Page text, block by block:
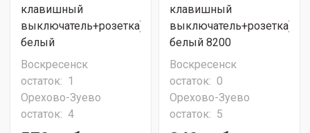
клавишный
выключатель+розетка)
белый
Воскресенск
остаток: 1
Орехово-Зуево
остаток: 4
клавишный
выключатель+розетка)
белый 8200
Воскресенск
остаток: 0
Орехово-Зуево
остаток: 5